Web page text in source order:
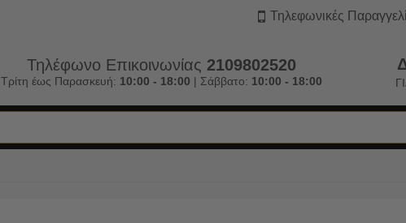
Τηλεφωνικές
Τηλέφωνο Επικοινωνίας 2109802520
Τρίτη έως Παρασκευή: 10:00 - 18:00 | Σάββατο: 10:00 - 18:00